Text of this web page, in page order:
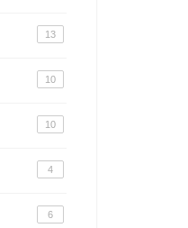
13
10
10
4
6